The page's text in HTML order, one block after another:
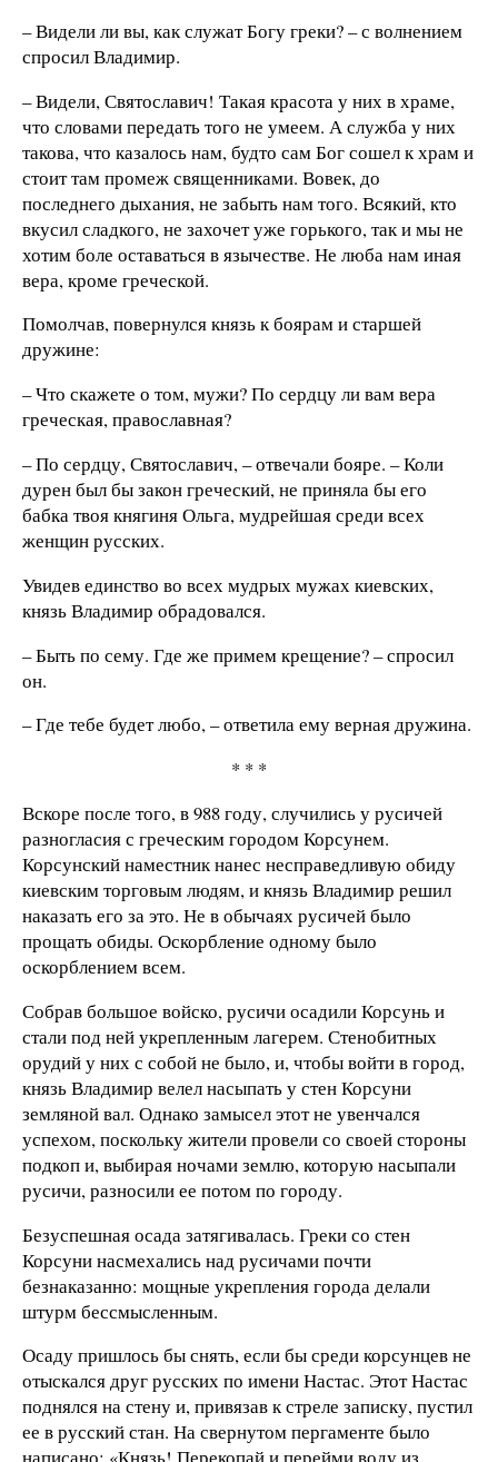
– Видели ли вы, как служат Богу греки? – с волнением
спросил Владимир.
– Видели, Святославич! Такая красота у них в храме,
что словами передать того не умеем. А служба у них
такова, что казалось нам, будто сам Бог сошел к храм и
стоит там промеж священниками. Вовек, до
последнего дыхания, не забыть нам того. Всякий, кто
вкусил сладкого, не захочет уже горького, так и мы не
хотим боле оставаться в язычестве. Не люба нам иная
вера, кроме греческой.
Помолчав, повернулся князь к боярам и старшей
дружине:
– Что скажете о том, мужи? По сердцу ли вам вера
греческая, православная?
– По сердцу, Святославич, – отвечали бояре. – Коли
дурен был бы закон греческий, не приняла бы его
бабка твоя княгиня Ольга, мудрейшая среди всех
женщин русских.
Увидев единство во всех мудрых мужах киевских,
князь Владимир обрадовался.
– Быть по сему. Где же примем крещение? – спросил
он.
– Где тебе будет любо, – ответила ему верная дружина.
* * *
Вскоре после того, в 988 году, случились у русичей
разногласия с греческим городом Корсунем.
Корсунский наместник нанес несправедливую обиду
киевским торговым людям, и князь Владимир решил
наказать его за это. Не в обычаях русичей было
прощать обиды. Оскорбление одному было
оскорблением всем.
Собрав большое войско, русичи осадили Корсунь и
стали под ней укрепленным лагерем. Стенобитных
орудий у них с собой не было, и, чтобы войти в город,
князь Владимир велел насыпать у стен Корсуни
земляной вал. Однако замысел этот не увенчался
успехом, поскольку жители провели со своей стороны
подкоп и, выбирая ночами землю, которую насыпали
русичи, разносили ее потом по городу.
Безуспешная осада затягивалась. Греки со стен
Корсуни насмехались над русичами почти
безнаказанно: мощные укрепления города делали
штурм бессмысленным.
Осаду пришлось бы снять, если бы среди корсунцев не
отыскался друг русских по имени Настас. Этот Настас
поднялся на стену и, привязав к стреле записку, пустил
ее в русский стан. На свернутом пергаменте было